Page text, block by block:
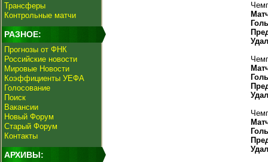
Трансферы
Контрольные матчи
РАЗНОЕ:
Прогнозы от ФНК
Российские новости
Мировые Новости
Коэффициенты УЕФА
Голосование
Поиск
Вакансии
Новый Форум
Старый Форум
Контакты
АРХИВЫ: